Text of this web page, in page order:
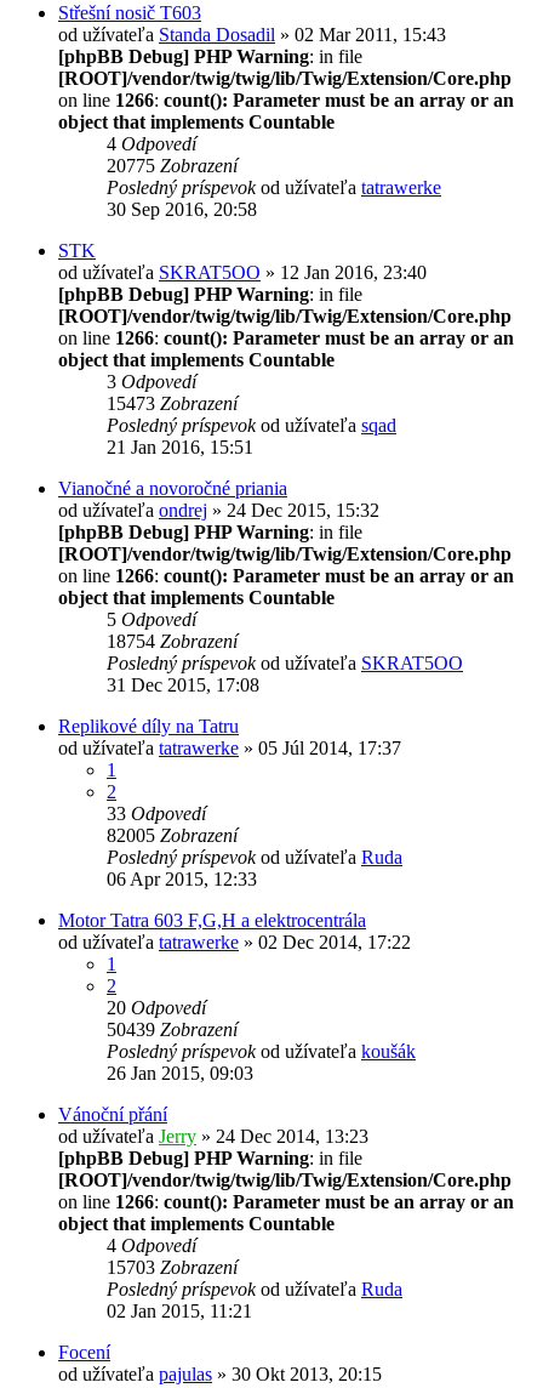
Střešní nosič T603
od užívateľa Standa Dosadil » 02 Mar 2011, 15:43
[phpBB Debug] PHP Warning: in file
[ROOT]/vendor/twig/twig/lib/Twig/Extension/Core.php
on line 1266: count(): Parameter must be an array or an
object that implements Countable
4 Odpovedí
20775 Zobrazení
Posledný príspevokod užívateľa tatrawerke
30 Sep 2016, 20:58
STK
od užívateľa SKRAT5OO » 12 Jan 2016, 23:40
[phpBB Debug] PHP Warning: in file
[ROOT]/vendor/twig/twig/lib/Twig/Extension/Core.php
on line 1266: count(): Parameter must be an array or an
object that implements Countable
3 Odpovedí
15473 Zobrazení
Posledný príspevokod užívateľa sqad
21 Jan 2016, 15:51
Vianočné a novoročné priania
od užívateľa ondrej » 24 Dec 2015, 15:32
[phpBB Debug] PHP Warning: in file
[ROOT]/vendor/twig/twig/lib/Twig/Extension/Core.php
on line 1266: count(): Parameter must be an array or an
object that implements Countable
5 Odpovedí
18754 Zobrazení
Posledný príspevokod užívateľa SKRAT5OO
31 Dec 2015, 17:08
Replikové díly na Tatru
od užívateľa tatrawerke » 05 Júl 2014, 17:37
1
2
33 Odpovedí
82005 Zobrazení
Posledný príspevokod užívateľa Ruda
06 Apr 2015, 12:33
Motor Tatra 603 F,G,H a elektrocentrála
od užívateľa tatrawerke » 02 Dec 2014, 17:22
1
2
20 Odpovedí
50439 Zobrazení
Posledný príspevokod užívateľa koušák
26 Jan 2015, 09:03
Vánoční přání
od užívateľa Jerry » 24 Dec 2014, 13:23
[phpBB Debug] PHP Warning: in file
[ROOT]/vendor/twig/twig/lib/Twig/Extension/Core.php
on line 1266: count(): Parameter must be an array or an
object that implements Countable
4 Odpovedí
15703 Zobrazení
Posledný príspevokod užívateľa Ruda
02 Jan 2015, 11:21
Focení
od užívateľa pajulas » 30 Okt 2013, 20:15